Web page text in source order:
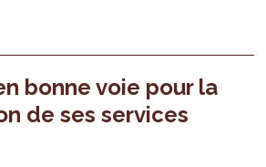
bonne voie pour la
de ses services